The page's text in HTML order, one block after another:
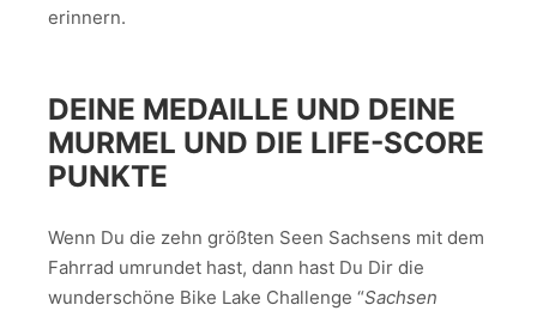
erinnern.
DEINE MEDAILLE UND DEINE
MURMEL UND DIE LIFE-SCORE
PUNKTE
Wenn Du die zehn größten Seen Sachsens mit dem
Fahrrad umrundet hast, dann hast Du Dir die
wunderschöne Bike Lake Challenge “Sachsen